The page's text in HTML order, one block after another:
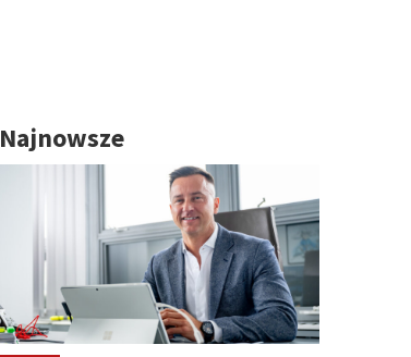
Najnowsze